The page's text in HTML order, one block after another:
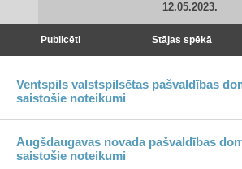
12.05.2023.
Publicēti Stājas spēkā
Ventspils valstspilsētas pašvaldības
saistošie noteikumi
Augšdaugavas novada pašvaldības
saistošie noteikumi